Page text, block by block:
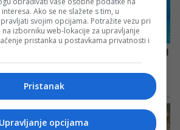
Ako se ne slažete s tim, u
svojim opcijama. Potražite vezu pri
izborniku web-lokacije za upravljanje
pristanka u postavkama privatnosti i
Pristanak
Upravljanje opcijama